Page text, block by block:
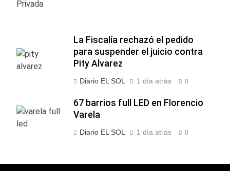
La Fiscalía rechazó el pedido
para suspender el juicio contra
Pity Alvarez
Diario EL SOL 1 día atrás 0
67 barrios full LED en Florencio
Varela
Diario EL SOL 1 día atrás 0